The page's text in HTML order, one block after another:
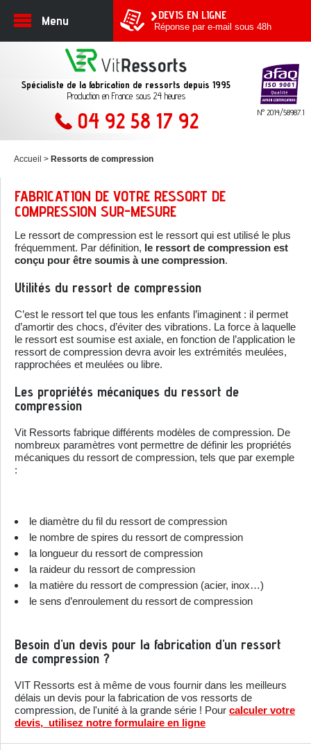
Menu DEVIS EN LIGNE
Réponse par e-mail sous 48h
N° 2014/58987.1
Spécialiste de la fabrication de ressorts depuis 1995
Production en France sous 24 heures
04 92 58 17 92
Accueil Ressorts de compression
FABRICATION DE VOTRE RESSORT DE
COMPRESSION SUR-MESURE
Le ressort de compression est le ressort qui est utilisé le plus
fréquemment. Par définition, le ressort de compression est
conçu pour être soumis à une compression.
Utilités du ressort de compression
C’est le ressort tel que tous les enfants l’imaginent : il permet
d’amortir des chocs, d’éviter des vibrations. La force à laquelle
le ressort est soumise est axiale, en fonction de l’application le
ressort de compression devra avoir les extrémités meulées,
rapprochées et meulées ou libre.
Les propriétés mécaniques du ressort de
compression
Vit Ressorts fabrique différents modèles de compression. De
nombreux paramètres vont permettre de définir les propriétés
mécaniques du ressort de compression, tels que par exemple
:
le diamètre du fil du ressort de compression
le nombre de spires du ressort de compression
la longueur du ressort de compression
la raideur du ressort de compression
la matière du ressort de compression (acier, inox…)
le sens d’enroulement du ressort de compression
Besoin d'un devis pour la fabrication d'un ressort
de compression ?
VIT Ressorts est à même de vous fournir dans les meilleurs
délais un devis pour la fabrication de vos ressorts de
compression, de l'unité à la grande série ! Pour calculer votre
devis, utilisez notre formulaire en ligne